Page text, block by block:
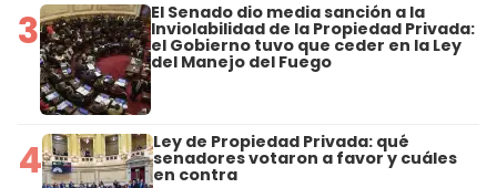
3 El Senado dio media sanción a la
Inviolabilidad de la Propiedad Privada:
el Gobierno tuvo que ceder en la Ley
del Manejo del Fuego
4 Ley de Propiedad Privada: qué
senadores votaron a favor y cuáles
en contra